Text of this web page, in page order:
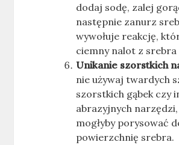
dodaj sodę, zalej
następnie zanurz
wywołuje reakcję,
ciemny nalot z srebra
Unikanie szorstkich
nie używaj twardych
szorstkich gąbek czy
abrazyjnych
mogłyby porysować
powierzchnię srebra.